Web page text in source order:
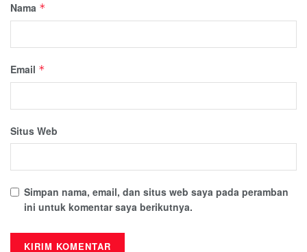
Nama *
Email *
Situs Web
Simpan nama, email, dan situs web saya pada peramban
ini untuk komentar saya berikutnya.